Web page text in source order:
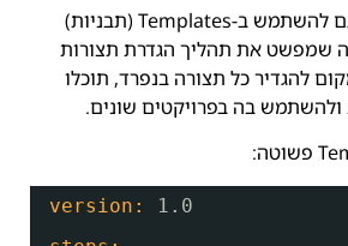
TeamCity מאפשר גם להשתמש ב-Templates (תבניות)
שמפשט את תהליך הגדרת תצורות
להגדיר כל תצורה בנפרד, תוכלו
ולהשתמש בה בפרויקטים שונים.
version:
1.0